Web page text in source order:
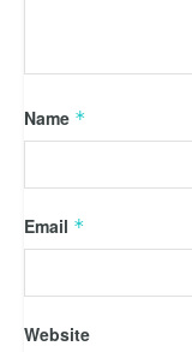
Name *
Email *
Website